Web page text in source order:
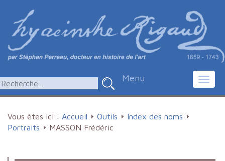
Menu
Vous êtes ici : Accueil Outils
Index des noms
Portraits
MASSON Frédéric